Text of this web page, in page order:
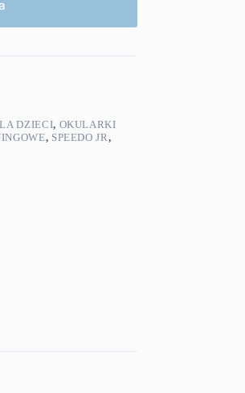
DZIECI, OKULARKI
, SPEEDO JR,